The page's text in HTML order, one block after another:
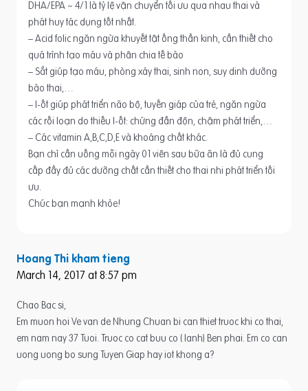
DHA/EPA ~ 4/1 là tỷ lệ vận chuyển tối ưu qua nhau thai và
phát huy tác dụng tốt nhất.
– Acid folic ngăn ngừa khuyết tật ống thần kinh, cần thiết cho
quá trình tạo máu và phân chia tế bào
– Sắt giúp tạo máu, phòng xảy thai, sinh non, suy dinh dưỡng
bào thai,…
– I-ốt giúp phát triển não bộ, tuyến giáp của trẻ, ngăn ngừa
các rối loạn do thiếu I-ốt: chứng đần độn, chậm phát triển,…
– Các vitamin A,B,C,D,E và khoáng chất khác.
Bạn chỉ cần uống mỗi ngày 01 viên sau bữa ăn là đủ cung
cấp đầy đủ các dưỡng chất cần thiết cho thai nhi phát triển tối
ưu.
Chúc bạn mạnh khỏe!
Hoang Thi kham tieng
March 14, 2017 at 8:57 pm
Chao Bac si,
Em muon hoi Ve van de Nhung Chuan bi can thiet truoc khi co thai,
em nam nay 37 Tuoi. Truoc co cat buu co ( lanh) Ben phai. Em co can
uong uong bo sung Tuyen Giap hay iot khong a?